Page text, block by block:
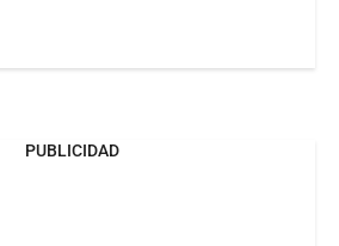
PUBLICIDAD